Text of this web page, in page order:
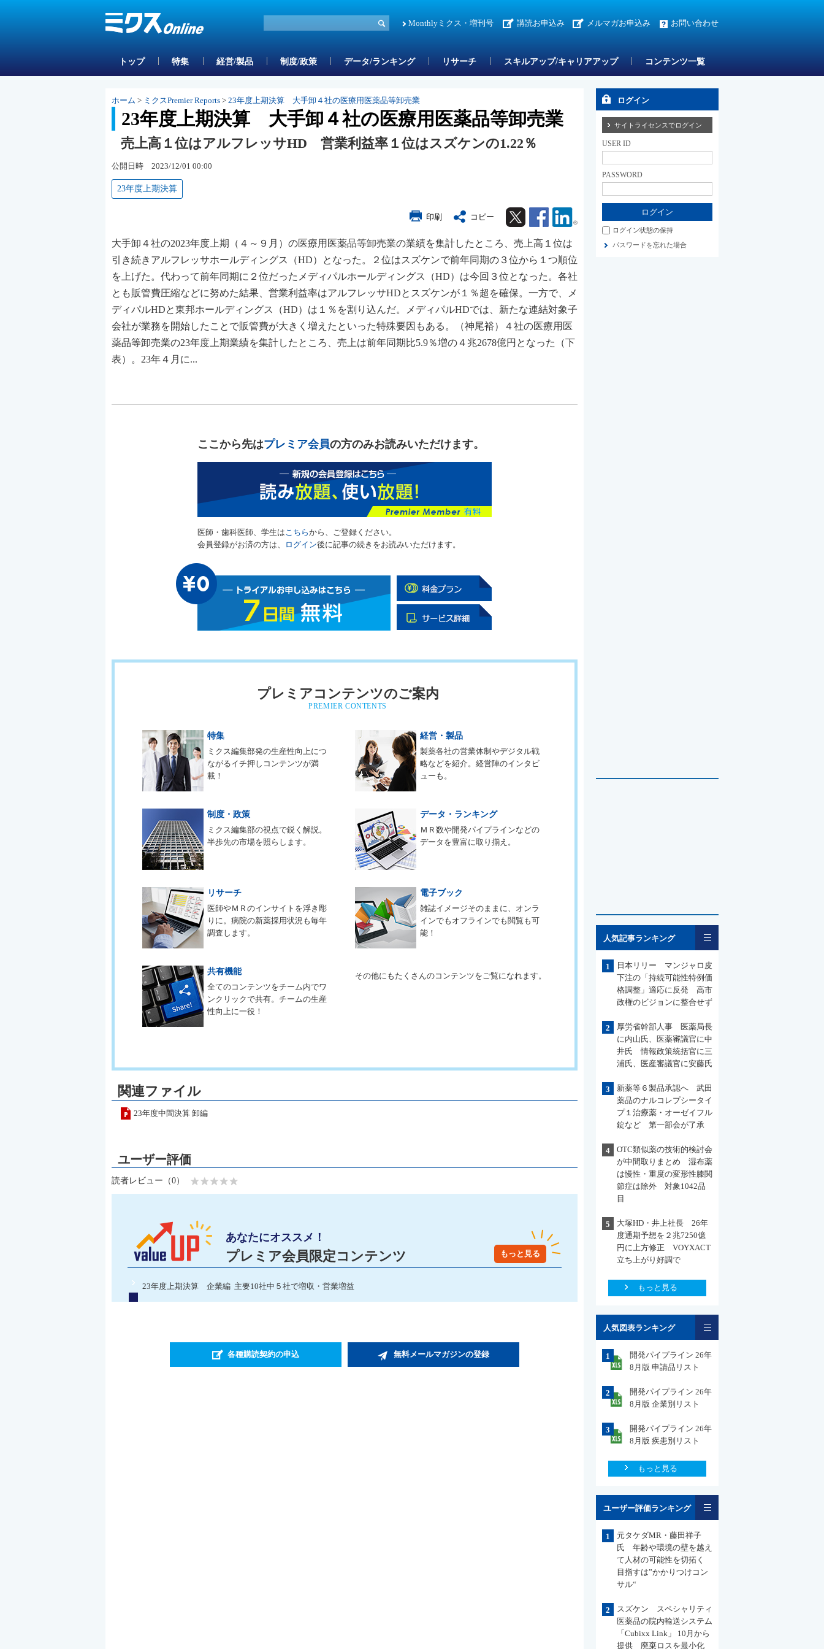
Monthlyミクス・増刊号 講読お申込み メルマガお申込み お問い合わせ
トップ 特集 経営/製品 制度/政策 データ/ランキング リサーチ スキルアップ/キャリアアップ コンテンツ一覧
ホーム > ミクスPremier Reports > 23年度上期決算 大手卸４社の医療用医薬品等卸売業
23年度上期決算 大手卸４社の医療用医薬品等卸売業
売上高１位はアルフレッサHD 営業利益率１位はスズケンの1.22％
公開日時 2023/12/01 00:00
23年度上期決算
印刷 コピー Twitter Facebook
大手卸４社の2023年度上期（４～９月）の医療用医薬品等卸売業の業績を集計したところ、売上高１位は
引き続きアルフレッサホールディングス（HD）となった。２位はスズケンで前年同期の３位から１つ順位
を上げた。代わって前年同期に２位だったメディパルホールディングス（HD）は今回３位となった。各社
とも販管費圧縮などに努めた結果、営業利益率はアルフレッサHDとスズケンが１％超を確保。一方で、メ
ディパルHDと東邦ホールディングス（HD）は１％を割り込んだ。メディパルHDでは、新たな連結対象子
会社が業務を開始したことで販管費が大きく増えたといった特殊要因もある。（神尾裕）４社の医療用医
薬品等卸売業の23年度上期業績を集計したところ、売上は前年同期比5.9％増の４兆2678億円となった（下
表）。23年４月に...
ここから先はプレミア会員の方のみお読みいただけます。
医師・歯科医師、学生は こちらから、ご登録ください。
会員登録がお済の方は、
ログイン後に記事の続きをお読みいただけます。
プレミアコンテンツのご案内
PREMIER CONTENTS
特集
ミクス編集部発の生産性向上につ
ながるイチ押しコンテンツが満
載！
経営・製品
製薬各社の営業体制やデジタル戦
略などを紹介。経営陣のインタビ
ューも。
制度・政策
ミクス編集部の視点で鋭く解説。
半歩先の市場を照らします。
データ・ランキング
ＭＲ数や開発パイプラインなどの
データを豊富に取り揃え。
リサーチ
医師やＭＲのインサイトを浮き彫
りに。病院の新薬採用状況も毎年
調査します。
電子ブック
雑誌イメージそのままに、オンラ
インでもオフラインでも閲覧も可
能！
共有機能
全てのコンテンツをチーム内でワ
ンクリックで共有。チームの生産
性向上に一役！
その他にもたくさんのコンテンツをご覧になれます。
関連ファイル
23年度中間決算 卸編
読者レビュー（0）
あなたにオススメ！
プレミア会員限定コンテンツ もっと見る
23年度上期決算 企業編 主要10社中５社で増収・営業増益
各種購読契約の申込 無料メールマガジンの登録
ログイン
サイトライセンスでログイン
USER ID
PASSWORD
ログイン状態の保持
パスワードを忘れた場合
人気記事ランキング
1
日本リリー マンジャロ皮
下注の「持続可能性特例価
格調整」適応に反発 高市
政権のビジョンに整合せず
2
厚労省幹部人事 医薬局長
に内山氏、医薬審議官に中
井氏 情報政策統括官に三
浦氏、医産審議官に安藤氏
3
新薬等６製品承認へ 武田
薬品のナルコレプシータイ
プ１治療薬・オーゼイフル
錠など 第一部会が了承
4
OTC類似薬の技術的検討会
が中間取りまとめ 湿布薬
は慢性・重度の変形性膝関
節症は除外 対象1042品
目
5
大塚HD・井上社長 26年
度通期予想を２兆7250億
円に上方修正 VOYXACT
立ち上がり好調で
もっと見る
人気図表ランキング
1
開発パイプライン 26年
8月版 申請品リスト
2
開発パイプライン 26年
8月版 企業別リスト
3
開発パイプライン 26年
8月版 疾患別リスト
もっと見る
ユーザー評価ランキング
1
元タケダMR・藤田祥子
氏 年齢や環境の壁を越え
て人材の可能性を切拓く
目指すは”かかりつけコン
サル“
2
スズケン スペシャリティ
医薬品の院内輸送システム
「Cubixx Link」 10月から
提供 廃棄ロスを最小化